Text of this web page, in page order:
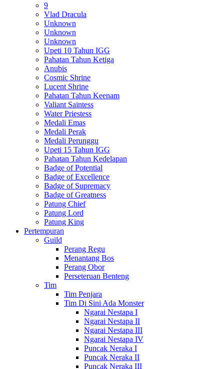
9
Vlad Dracula
Unknown
Unknown
Unknown
Upeti 10 Tahun IGG
Pahatan Tahun Ketiga
Anubis
Cosmic Shrine
Lucent Shrine
Pahatan Tahun Keenam
Valiant Saintess
Water Priestess
Medali Emas
Medali Perak
Medali Perunggu
Upeti 15 Tahun IGG
Pahatan Tahun Kedelapan
Badge of Potential
Badge of Excellence
Badge of Supremacy
Badge of Greatness
Patung Chief
Patung Lord
Patung King
Pertempuran
Guild
Perang Regu
Menantang Bos
Perang Obor
Perseteruan Benteng
Tim
Tim Penjara
Tim Di Sini Ada Monster
Ngarai Nestapa I
Ngarai Nestapa II
Ngarai Nestapa III
Ngarai Nestapa IV
Puncak Neraka I
Puncak Neraka II
Puncak Neraka III